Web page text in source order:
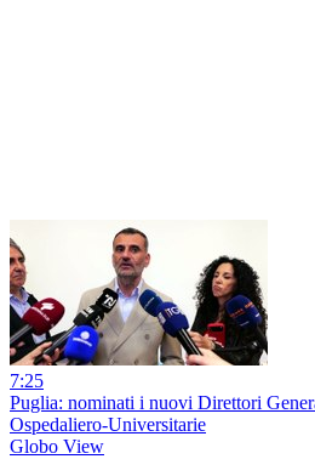
7:25
Puglia: nominati i nuovi Direttori
Ospedaliero-Universitarie
Globo View